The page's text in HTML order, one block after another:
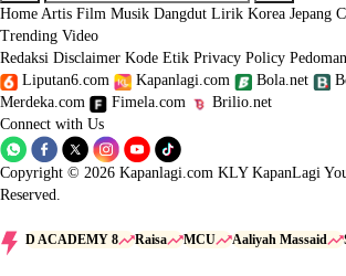
Home Artis Film Musik Dangdut Lirik Korea Jepang
Trending Video
Redaksi Disclaimer Kode Etik Privacy Policy
Liputan6.com
Kapanlagi.com Bola.net
Merdeka.com
Fimela.com
Brilio.net
Connect with Us
Copyright © 2026 Kapanlagi.com KLY KapanLagi
Reserved.
D ACADEMY 8 Raisa MCU Aaliyah Massaid